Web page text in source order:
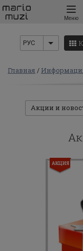
Меню
РУС
Главная
Акции и
АКЦИЯ